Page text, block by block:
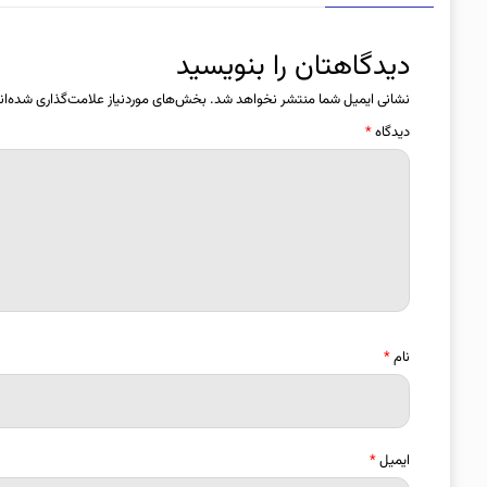
دیدگاهتان را بنویسید
نشانی ایمیل شما منتشر نخواهد شد. بخش‌های موردنیاز علامت‌گذاری
دیدگاه*
نام*
ایمیل*